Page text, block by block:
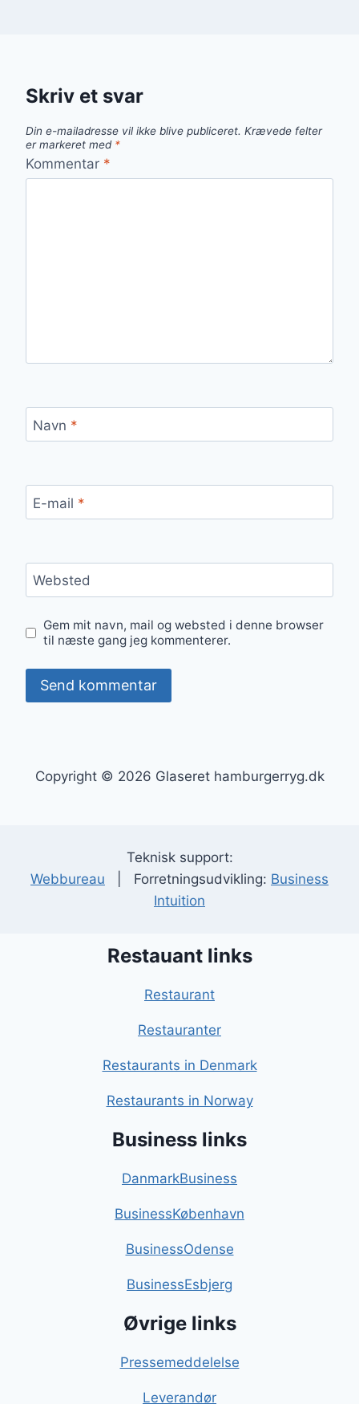
Skriv et svar
Din e-mailadresse vil ikke blive publiceret. Krævede felter
er markeret med *
Kommentar *
Navn *
E-mail *
Websted
Gem mit navn, mail og websted i denne browser
til næste gang jeg kommenterer.
Copyright © 2026 Glaseret hamburgerryg.dk
Teknisk support:
Webbureau | Forretningsudvikling: Business
Intuition
Restauant links
Restaurant
Restauranter
Restaurants in Denmark
Restaurants in Norway
Business links
DanmarkBusiness
BusinessKøbenhavn
BusinessOdense
BusinessEsbjerg
Øvrige links
Pressemeddelelse
Leverandør